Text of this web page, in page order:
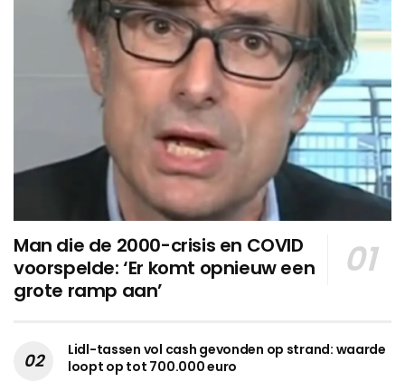
Man die de 2000-crisis en COVID
voorspelde: ‘Er komt opnieuw een
grote ramp aan’
Lidl-tassen vol cash gevonden op strand: waarde
loopt op tot 700.000 euro